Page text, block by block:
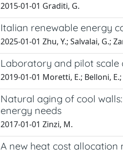
2015-01-01 Graditi, G.
Italian renewable energy
2025-01-01 Zhu, Y.; Salvalai, G.;
Laboratory and pilot
2019-01-01 Moretti, E.; Belloni,
Natural aging of cool
energy needs
2017-01-01 Zinzi, M.
A new heat cost allocation